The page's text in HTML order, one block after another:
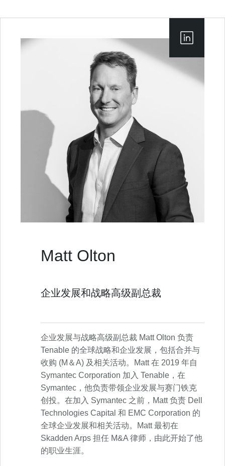
Matt Olton
企业发展和战略高级副总裁
企业发展与战略高级副总裁 Matt Olton 负责
Tenable 的全球战略和企业发展，包括合并与
收购 (M＆A) 及相关活动。Matt 在 2019 年自
Symantec Corporation 加入 Tenable，在
Symantec，他负责带领企业发展与赛门铁克
创投。在加入 Symantec 之前，Matt 负责 Dell
Technologies Capital 和 EMC Corporation 的
全球企业发展和相关活动。Matt 最初在
Skadden Arps 担任 M&A 律师，由此开始了他
的职业生涯。